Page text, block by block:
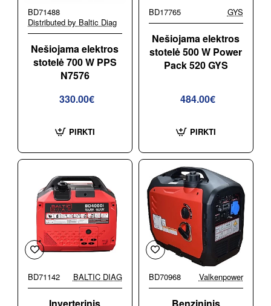
BD71488
Distributed by Baltic Diag
Nešiojama elektros
stotelė 700 W PPS
N7576
330.00€
PIRKTI
BD17765 GYS
Nešiojama elektros
stotelė 500 W Power
Pack 520 GYS
484.00€
PIRKTI
-17%
BD71142 BALTIC DIAG BD70968 Valkenpower